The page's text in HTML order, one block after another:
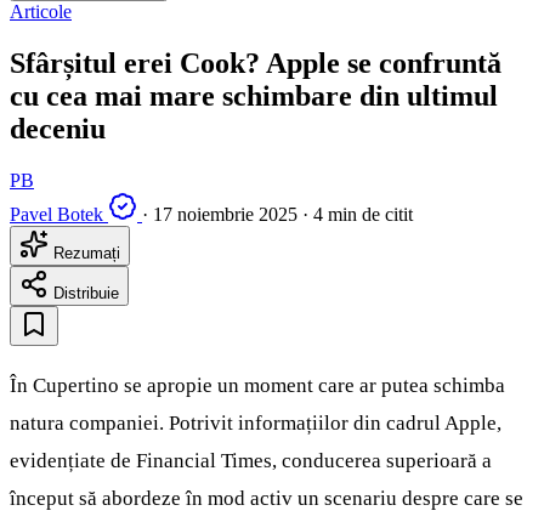
Articole
Sfârșitul erei Cook? Apple se confruntă
cu cea mai mare schimbare din ultimul
deceniu
PB
Pavel Botek
· 17 noiembrie 2025 · 4 min de citit
Rezumați
Distribuie
În Cupertino se apropie un moment care ar putea schimba
natura companiei. Potrivit informațiilor din cadrul Apple,
evidențiate de Financial Times, conducerea superioară a
început să abordeze în mod activ un scenariu despre care se